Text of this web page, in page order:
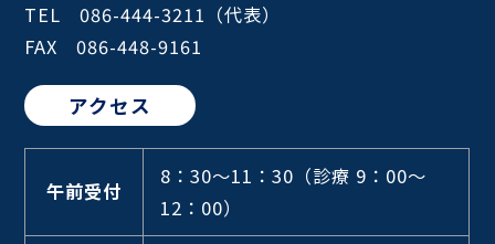
TEL 086-444-3211（代表）
FAX 086-448-9161
アクセス
午前受付
8：30～11：30 （診療 9：00～
12：00）